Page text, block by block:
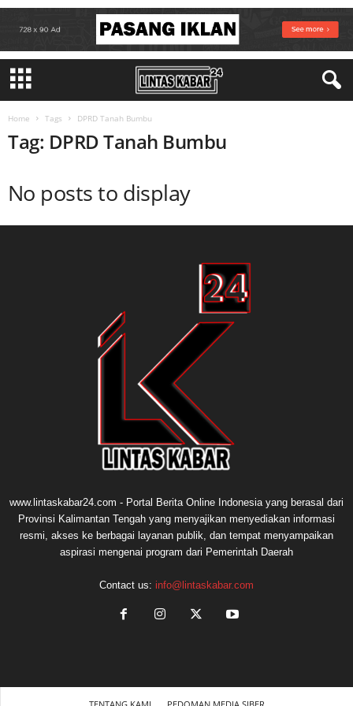
Home Tags DPRD Tanah Bumbu
Tag: DPRD Tanah Bumbu
No posts to display
www.lintaskabar24.com - Portal Berita Online Indonesia yang berasal dari
Provinsi Kalimantan Tengah yang menyajikan menyediakan informasi
resmi, akses ke berbagai layanan publik, dan tempat menyampaikan
aspirasi mengenai program dari Pemerintah Daerah
Contact us: info@lintaskabar.com